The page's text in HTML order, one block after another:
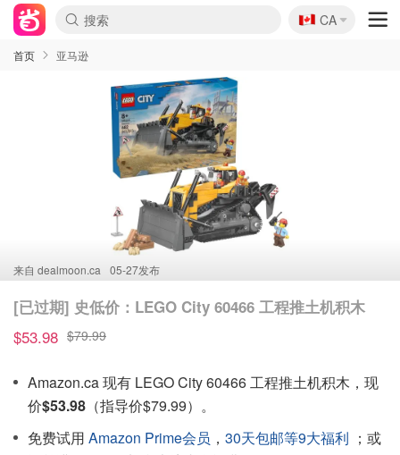
🇨🇦
CA
首页 亚马逊
来自 dealmoon.ca 05-27发布
[已过期] 史低价：LEGO City 60466 工程推土机积木
$53.98 $79.99
Amazon.ca 现有 LEGO City 60466 工程推土机积木，现
价$53.98 （指导价$79.99）。
免费试用 Amazon Prime会员 ， 30天包邮等9大福利 ；或